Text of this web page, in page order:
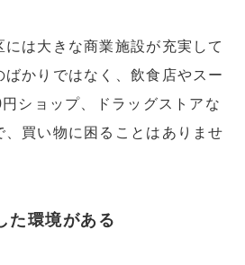
は大きな商業施設が充実して
かりではなく、飲食店やスー
ショップ、ドラッグストアな
、買い物に困ることはありませ
た環境がある